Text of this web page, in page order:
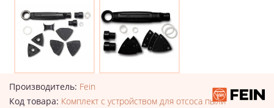
Производитель: Fein
Код товара: Комплект с устройством для отсоса пыли